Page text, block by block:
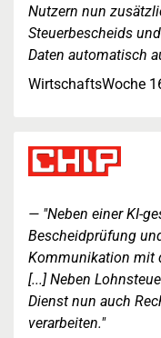
Nutzern nun
Steuerbescheids
Daten automatisch
WirtschaftsWoche
"Neben einer KI-
Bescheidprüfung
Kommunikation mit
[...] Neben
Dienst nun auch
verarbeiten."